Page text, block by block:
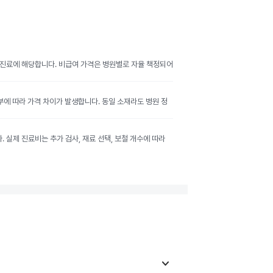
에 해당합니다. 비급여 가격은 병원별로 자율 책정되어
따라 가격 차이가 발생합니다. 동일 소재라도 병원 정
실제 진료비는 추가 검사, 재료 선택, 보철 개수에 따라
keyboard_arrow_down